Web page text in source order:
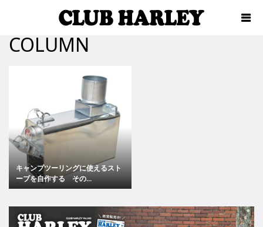
COLUMN
キャンプツーリングに使えるスト
ーブを自作する その...